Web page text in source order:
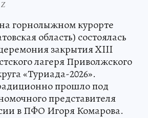
горнолыжном курорте
область) состоялась
закрытия XIII
лагеря Приволжского
«Туриада-2026».
прошло под
представителя
в ПФО Игоря Комарова.